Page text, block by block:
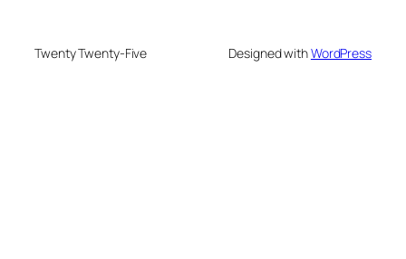
Twenty Twenty-Five Designed withWordPress